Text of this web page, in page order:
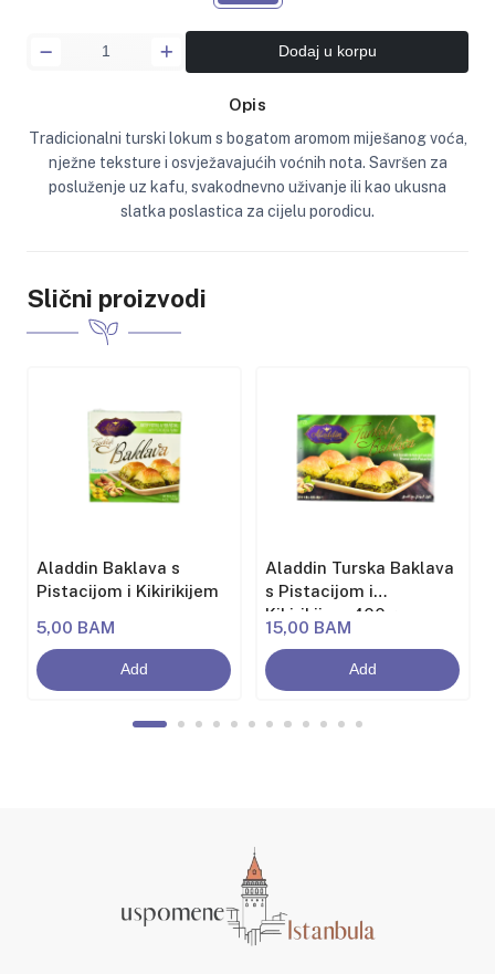
Dodaj u korpu
Opis
Tradicionalni turski lokum s bogatom aromom miješanog voća,
nježne teksture i osvježavajućih voćnih nota. Savršen za
posluženje uz kafu, svakodnevno uživanje ili kao ukusna
slatka poslastica za cijelu porodicu.
Slični proizvodi
Aladdin Baklava s
Pistacijom i Kikirikijem
5,00 BAM
Add
Aladdin Turska Baklava
s Pistacijom i
Kikirikijem 400g
15,00 BAM
Add